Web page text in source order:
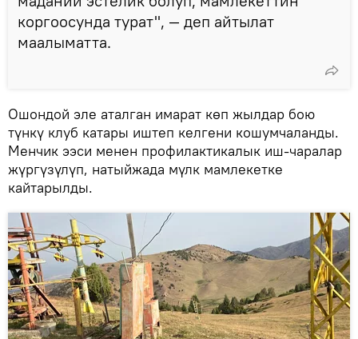
коргоосунда турат", — деп айтылат
маалыматта.
Ошондой эле аталган имарат көп жылдар бою
түнкү клуб катары иштеп келгени кошумчаланды.
Менчик ээси менен профилактикалык иш-чаралар
жүргүзүлүп, натыйжада мүлк мамлекетке
кайтарылды.